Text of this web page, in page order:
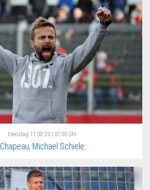
Dienstag 11.02.20 | 07:00 Uhr
Chapeau, Michael Schiele